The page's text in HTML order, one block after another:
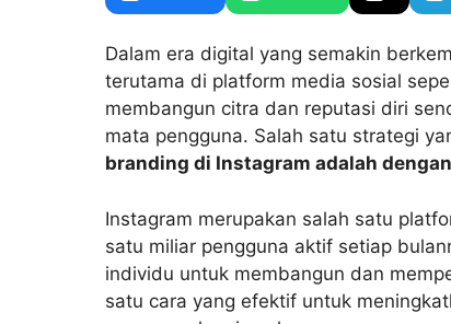
Dalam era digital yang semakin
terutama di platform media sosial
membangun citra dan reputasi diri
mata pengguna. Salah satu strategi
branding di Instagram adalah
Instagram merupakan salah satu
satu miliar pengguna aktif setiap
individu untuk membangun dan
satu cara yang efektif untuk